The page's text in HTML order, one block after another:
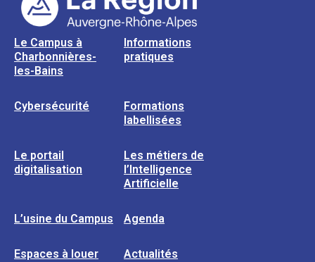
Le Campus à
Charbonnières-
les-Bains
Informations
pratiques
Cybersécurité
Formations
labellisées
Le portail
digitalisation
Les métiers de
l’Intelligence
Artificielle
L’usine du Campus Agenda
Espaces à louer Actualités